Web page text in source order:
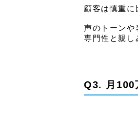
顧客は慎重
声のトーンや
専門性と親し
Q3. 月100